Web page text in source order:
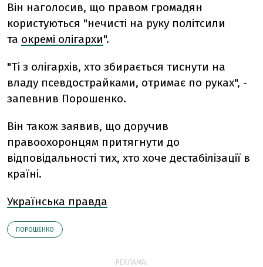
Він наголосив, що правом громадян
користуються "нечисті на руку політсили
та окремі олігархи".
"Ті з олігархів, хто збирається тиснути на
владу псевдострайками, отримає по руках", -
запевнив Порошенко.
Він також заявив, що доручив
правоохоронцям притягнути до
відповідальності тих, хто хоче дестабілізації в
країні.
Українська правда
ПОРОШЕНКО
РЕКЛАМА: